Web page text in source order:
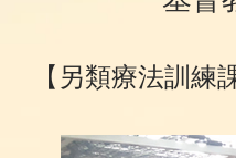
【另類療法訓練